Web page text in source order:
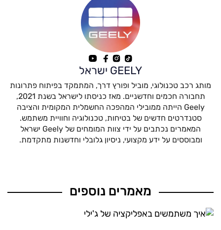
GEELY ישראל
מותג רכב טכנולוגי, מוביל ופורץ דרך, המתמקד בפיתוח פתרונות
תחבורה חכמים וחדשניים. מאז כניסתו לישראל בשנת 2021,
Geely הייתה ממובילי המהפכה החשמלית המקומית והציבה
סטנדרטים חדשים של בטיחות, טכנולוגיה וחוויית משתמש.
המאמרים נכתבים על ידי צוות המומחים של Geely ישראל
ומבוססים על ידע מקצועי, ניסיון גלובלי וחדשנות מתקדמת.
מאמרים נוספים